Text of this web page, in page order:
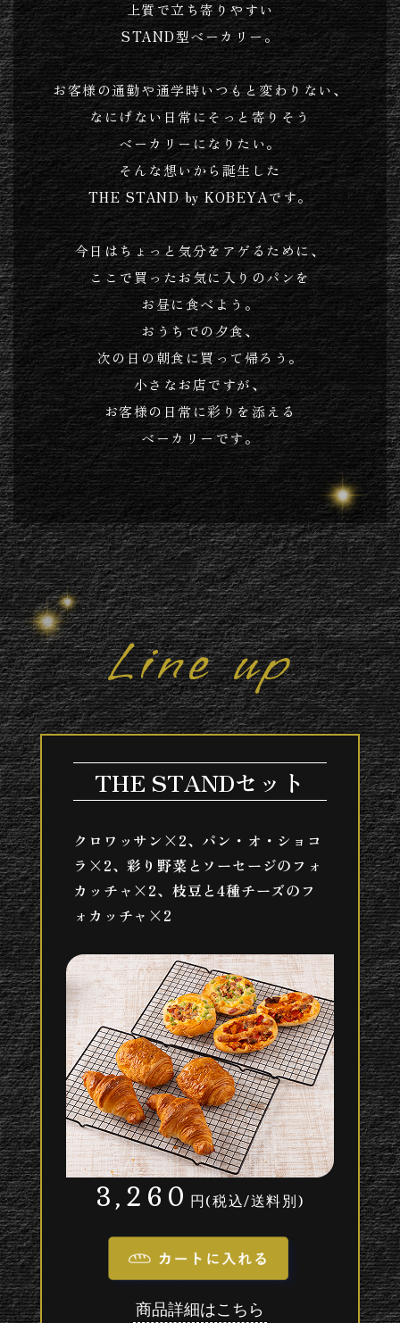
上質で立ち寄りやすい
STAND型ベーカリー。
お客様の通勤や通学時いつもと変わりない、
なにげない日常にそっと寄りそう
ベーカリーになりたい。
そんな想いから誕生した
THE STAND by KOBEYAです。
今日はちょっと気分をアゲるために、
ここで買ったお気に入りのパンを
お昼に食べよう。
おうちでの夕食、
次の日の朝食に買って帰ろう。
小さなお店ですが、
お客様の日常に彩りを添える
ベーカリーです。
Line up
THE STANDセット
クロワッサン×2、パン・オ・ショコ
ラ×2、彩り野菜とソーセージのフォ
カッチャ×2、枝豆と4種チーズのフ
ォカッチャ×2
3,260 円(税込/送料別)
商品詳細はこちら